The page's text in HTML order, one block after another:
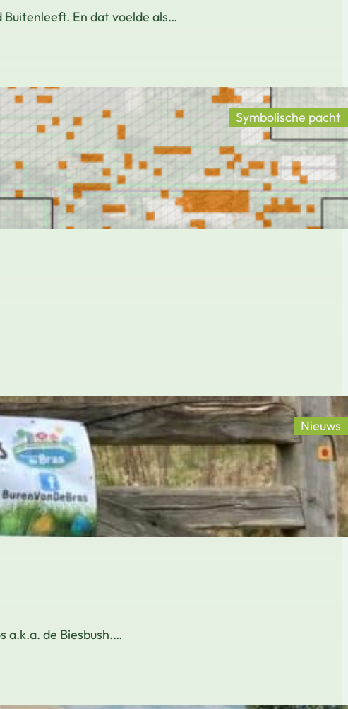
En dat voelde als…
Symbolische pacht
Nieuws
a.k.a. de Biesbush.…